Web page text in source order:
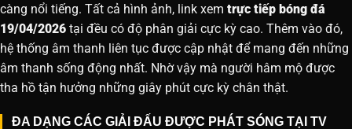
càng nổi tiếng. Tất cả hình ảnh, link xem trực tiếp bóng đá
19/04/2026 tại đều có độ phân giải cực kỳ cao. Thêm vào đó,
hệ thống âm thanh liên tục được cập nhật để mang đến những
âm thanh sống động nhất. Nhờ vậy mà người hâm mộ được
tha hồ tận hưởng những giây phút cực kỳ chân thật.
ĐA DẠNG CÁC GIẢI ĐẤU ĐƯỢC PHÁT SÓNG TẠI TV